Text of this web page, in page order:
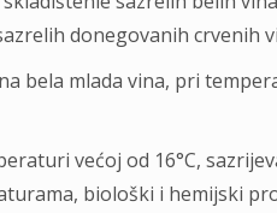
donegovanih crvenih
bela mlada vina, pri
većoj od 16°C,
biološki i hemijski